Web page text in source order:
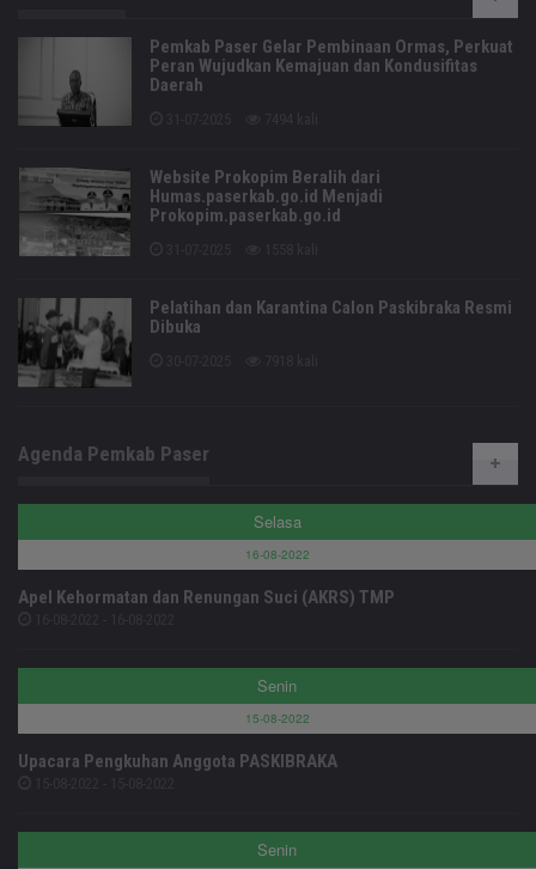
Pemkab Paser Gelar Pembinaan Ormas, Perkuat
Peran Wujudkan Kemajuan dan Kondusifitas
Daerah
Website Prokopim Beralih dari
Humas.paserkab.go.id Menjadi
Prokopim.paserkab.go.id
Pelatihan dan Karantina Calon Paskibraka Resmi
Dibuka
Agenda Pemkab Paser
Selasa
16-08-2022
Apel Kehormatan dan Renungan Suci (AKRS) TMP
Senin
15-08-2022
Upacara Pengkuhan Anggota PASKIBRAKA
Senin